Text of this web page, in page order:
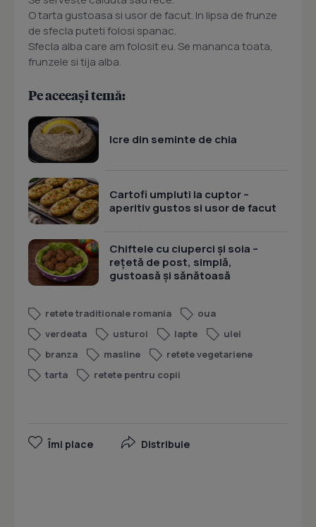
O tarta gustoasa si usor de facut. In lipsa de frunze
de sfecla puteti folosi spanac.
Sfecla alba care am folosit eu. Se mananca toata,
frunzele si tija alba.
Pe aceeași temă:
Icre din seminte de chia
Cartofi umpluti la cuptor –
aperitiv gustos si usor de facut
Chiftele cu ciuperci și soia –
rețetă de post, simplă,
gustoasă și sănătoasă
retete traditionale romania
oua
verdeata
usturoi lapte
ulei
branza
masline
retete vegetariene
tarta
retete pentru copii
Îmi place Distribuie